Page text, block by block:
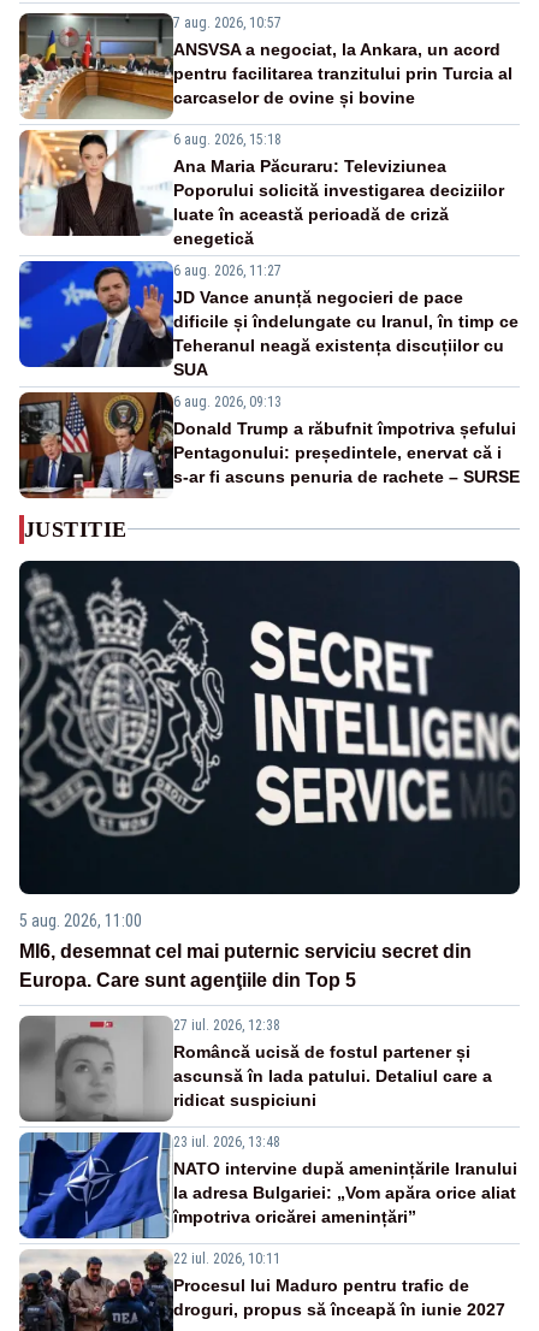
7 aug. 2026, 10:57
ANSVSA a negociat, la Ankara, un acord
pentru facilitarea tranzitului prin Turcia al
carcaselor de ovine și bovine
6 aug. 2026, 15:18
Ana Maria Păcuraru: Televiziunea
Poporului solicită investigarea deciziilor
luate în această perioadă de criză
enegetică
6 aug. 2026, 11:27
JD Vance anunță negocieri de pace
dificile și îndelungate cu Iranul, în timp ce
Teheranul neagă existența discuțiilor cu
SUA
6 aug. 2026, 09:13
Donald Trump a răbufnit împotriva șefului
Pentagonului: președintele, enervat că i
s-ar fi ascuns penuria de rachete – SURSE
JUSTITIE
5 aug. 2026, 11:00
MI6, desemnat cel mai puternic serviciu secret din
Europa. Care sunt agenţiile din Top 5
27 iul. 2026, 12:38
Româncă ucisă de fostul partener și
ascunsă în lada patului. Detaliul care a
ridicat suspiciuni
23 iul. 2026, 13:48
NATO intervine după amenințările Iranului
la adresa Bulgariei: „Vom apăra orice aliat
împotriva oricărei amenințări”
22 iul. 2026, 10:11
Procesul lui Maduro pentru trafic de
droguri, propus să înceapă în iunie 2027